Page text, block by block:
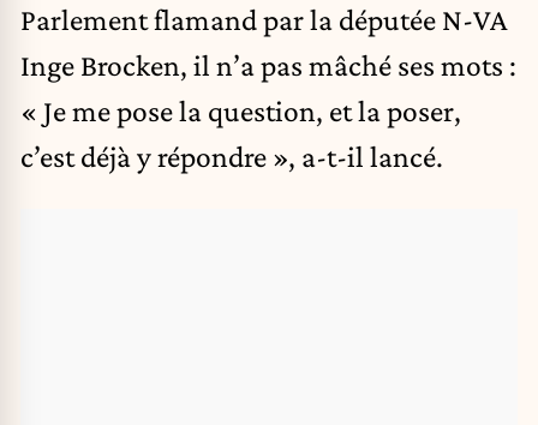
Parlement flamand par la députée N-VA
Inge Brocken, il n’a pas mâché ses mots :
« Je me pose la question, et la poser,
c’est déjà y répondre », a-t-il lancé.